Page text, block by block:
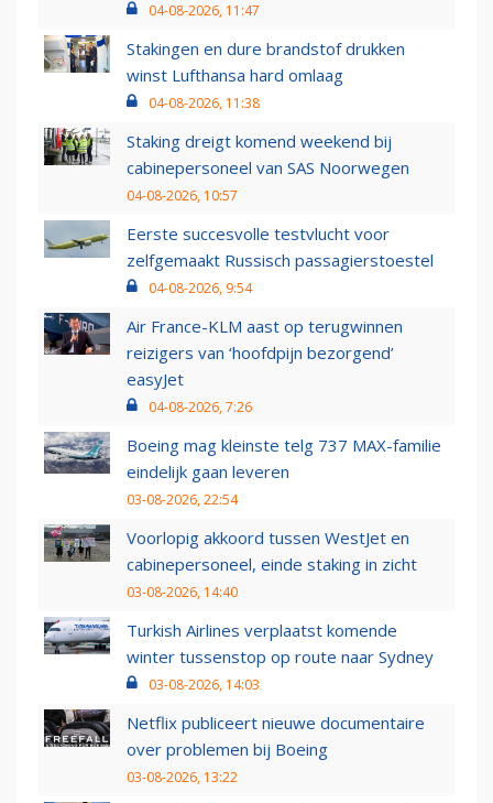
04-08-2026, 11:47
Stakingen en dure brandstof drukken
winst Lufthansa hard omlaag
04-08-2026, 11:38
Staking dreigt komend weekend bij
cabinepersoneel van SAS Noorwegen
04-08-2026, 10:57
Eerste succesvolle testvlucht voor
zelfgemaakt Russisch passagierstoestel
04-08-2026, 9:54
Air France-KLM aast op terugwinnen
reizigers van ‘hoofdpijn bezorgend’
easyJet
04-08-2026, 7:26
Boeing mag kleinste telg 737 MAX-familie
eindelijk gaan leveren
03-08-2026, 22:54
Voorlopig akkoord tussen WestJet en
cabinepersoneel, einde staking in zicht
03-08-2026, 14:40
Turkish Airlines verplaatst komende
winter tussenstop op route naar Sydney
03-08-2026, 14:03
Netflix publiceert nieuwe documentaire
over problemen bij Boeing
03-08-2026, 13:22